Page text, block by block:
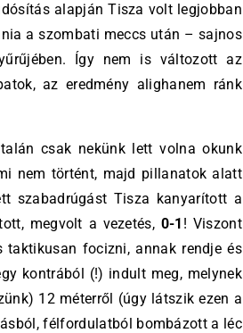
alapján Tisza volt legjobban
a szombati meccs után – sajnos
Így nem is változott az
az eredmény alighanem ránk
csak nekünk lett volna okunk
nem történt, majd pillanatok alatt
szabadrúgást Tisza kanyarított a
megvolt a vezetés, 0-1 ! Viszont
taktikusan focizni, annak rendje és
kontrából (!) indult meg, melynek
12 méterről (úgy látszik ezen a
félfordulatból bombázott a léc